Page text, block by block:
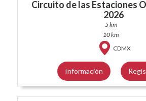
Circuito de las Estaciones
2026
5 km
10 km
CDMX
Información